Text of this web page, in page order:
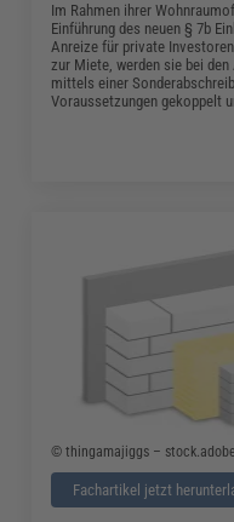
Im Rahmen ihrer
Einführung des neuen § 7b
Anreize für private
zur Miete, werden sie bei
mittels einer
Voraussetzungen gekoppelt
© thingamajiggs –
Fachartikel jetzt